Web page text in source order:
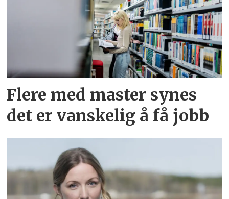
Flere med master synes
det er vanskelig å få jobb